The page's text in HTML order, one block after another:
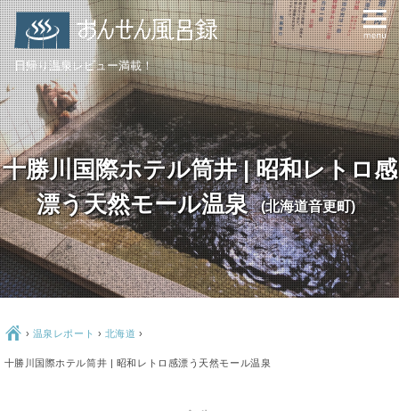
日帰り温泉レビュー満載！
十勝川国際ホテル筒井 | 昭和レトロ感
漂う天然モール温泉
(北海道音更町)
Ç › 温泉レポート › 北海道 ›
十勝川国際ホテル筒井 | 昭和レトロ感漂う天然モール温泉